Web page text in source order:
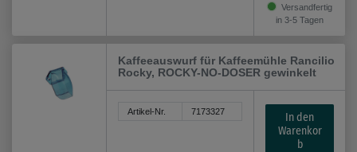
Versandfertig
in 3-5 Tagen
Kaffeeauswurf für Kaffeemühle Rancilio
Rocky, ROCKY-NO-DOSER gewinkelt
Artikel-Nr. 7173327
In den
Warenkor
b